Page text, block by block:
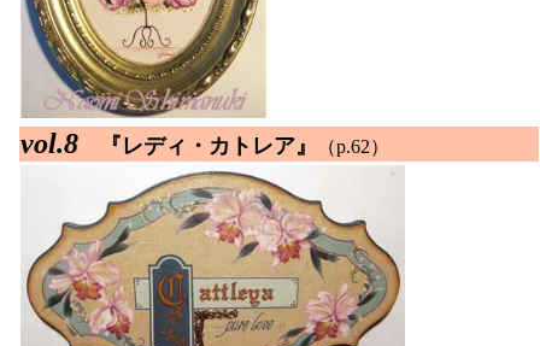
vol.8 『レディ・カトレア』 （p.62）